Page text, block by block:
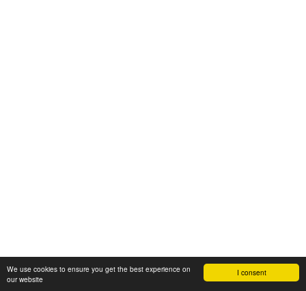
I consent
We use cookies to ensure you get the best experience on
our website